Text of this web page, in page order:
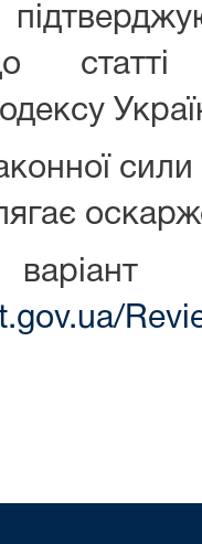
до
сили